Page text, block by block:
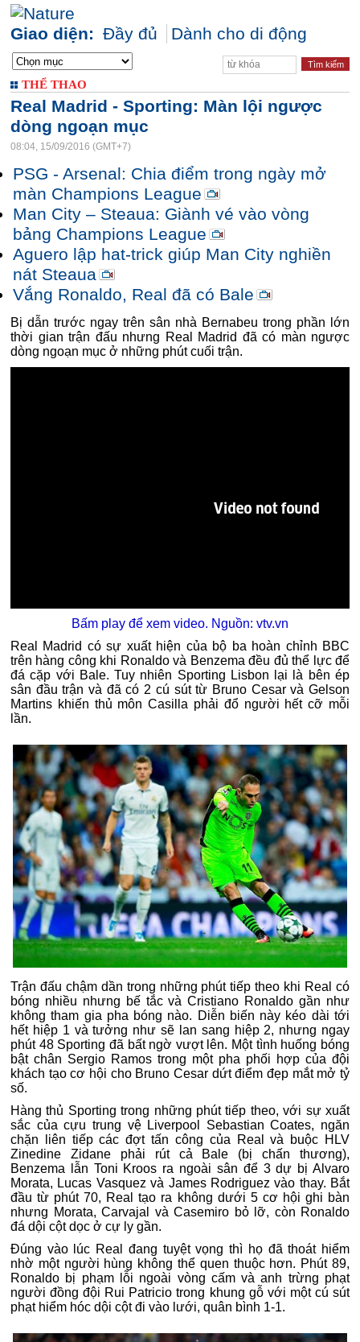
Giao diện: Đầy đủ Dành cho di động
THỂ THAO
Real Madrid - Sporting: Màn lội ngược
dòng ngoạn mục
08:04, 15/09/2016 (GMT+7)
PSG - Arsenal: Chia điểm trong ngày mở
màn Champions League
Man City – Steaua: Giành vé vào vòng
bảng Champions League
Aguero lập hat-trick giúp Man City nghiền
nát Steaua
Vắng Ronaldo, Real đã có Bale
Bị dẫn trước ngay trên sân nhà Bernabeu trong phần lớn
thời gian trận đấu nhưng Real Madrid đã có màn ngược
dòng ngoạn mục ở những phút cuối trận.
Bấm play để xem video. Nguồn: vtv.vn
Real Madrid có sự xuất hiện của bộ ba hoàn chỉnh BBC
trên hàng công khi Ronaldo và Benzema đều đủ thể lực để
đá cặp với Bale. Tuy nhiên Sporting Lisbon lại là bên ép
sân đầu trận và đã có 2 cú sút từ Bruno Cesar và Gelson
Martins khiến thủ môn Casilla phải đổ người hết cỡ mỗi
lần.
Trận đấu chậm dần trong những phút tiếp theo khi Real có
bóng nhiều nhưng bế tắc và Cristiano Ronaldo gần như
không tham gia pha bóng nào. Diễn biến này kéo dài tới
hết hiệp 1 và tưởng như sẽ lan sang hiệp 2, nhưng ngay
phút 48 Sporting đã bất ngờ vượt lên. Một tình huống bóng
bật chân Sergio Ramos trong một pha phối hợp của đội
khách tạo cơ hội cho Bruno Cesar dứt điểm đẹp mắt mở tỷ
số.
Hàng thủ Sporting trong những phút tiếp theo, với sự xuất
sắc của cựu trung vệ Liverpool Sebastian Coates, ngăn
chặn liên tiếp các đợt tấn công của Real và buộc HLV
Zinedine Zidane phải rút cả Bale (bị chấn thương),
Benzema lẫn Toni Kroos ra ngoài sân để 3 dự bị Alvaro
Morata, Lucas Vasquez và James Rodriguez vào thay. Bắt
đầu từ phút 70, Real tạo ra không dưới 5 cơ hội ghi bàn
nhưng Morata, Carvajal và Casemiro bỏ lỡ, còn Ronaldo
đá dội cột dọc ở cự ly gần.
Đúng vào lúc Real đang tuyệt vọng thì họ đã thoát hiểm
nhờ một người hùng không thể quen thuộc hơn. Phút 89,
Ronaldo bị phạm lỗi ngoài vòng cấm và anh trừng phạt
người đồng đội Rui Patricio trong khung gỗ với một cú sút
phạt hiểm hóc dội cột đi vào lưới, quân bình 1-1.